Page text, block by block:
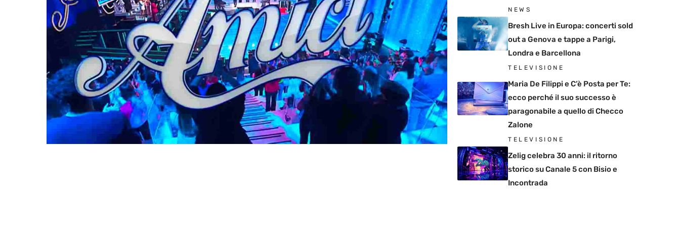
NEWS
Bresh Live in Europa: concerti sold
out a Genova e tappe a Parigi,
Londra e Barcellona
TELEVISIONE
Maria De Filippi e C’è Posta per Te:
ecco perché il suo successo è
paragonabile a quello di Checco
Zalone
TELEVISIONE
Zelig celebra 30 anni: il ritorno
storico su Canale 5 con Bisio e
Incontrada